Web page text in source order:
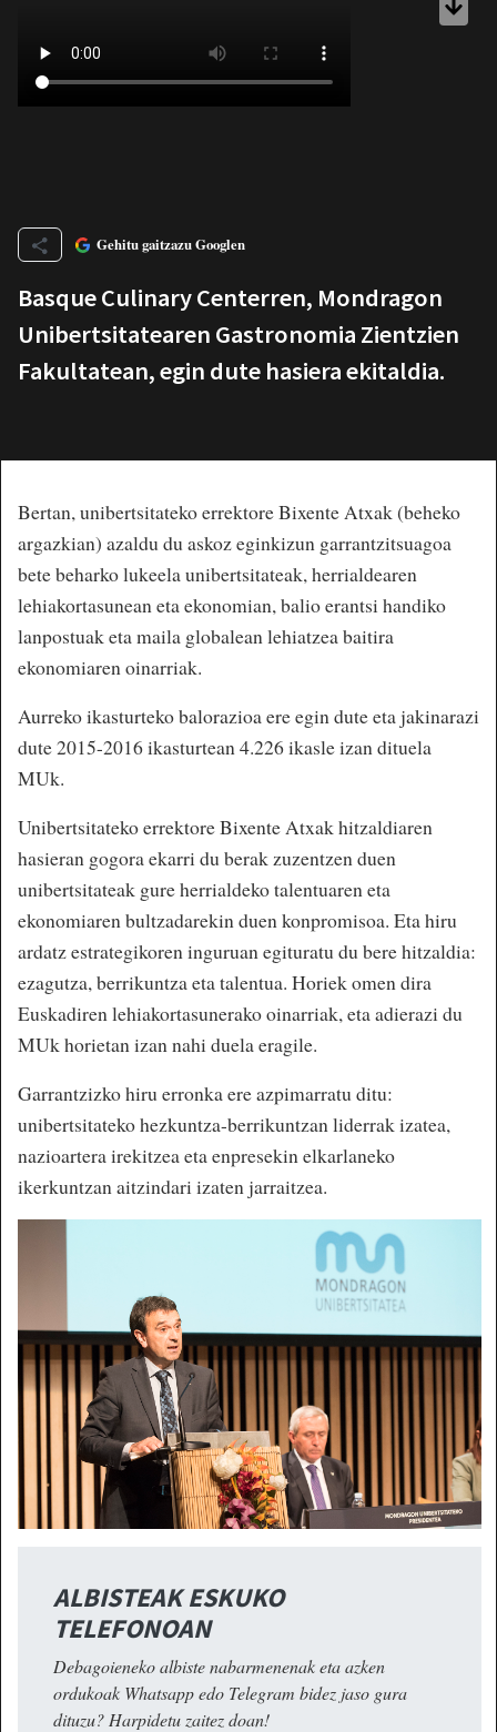
Gehitu gaitzazu Googlen
Basque Culinary Centerren, Mondragon
Unibertsitatearen Gastronomia Zientzien
Fakultatean, egin dute hasiera ekitaldia.
Bertan, unibertsitateko errektore Bixente Atxak (beheko
argazkian) azaldu du askoz eginkizun garrantzitsuagoa
bete beharko lukeela unibertsitateak, herrialdearen
lehiakortasunean eta ekonomian, balio erantsi handiko
lanpostuak eta maila globalean lehiatzea baitira
ekonomiaren oinarriak.
Aurreko ikasturteko balorazioa ere egin dute eta jakinarazi
dute 2015-2016 ikasturtean 4.226 ikasle izan dituela
MUk.
Unibertsitateko errektore Bixente Atxak hitzaldiaren
hasieran gogora ekarri du berak zuzentzen duen
unibertsitateak gure herrialdeko talentuaren eta
ekonomiaren bultzadarekin duen konpromisoa. Eta hiru
ardatz estrategikoren inguruan egituratu du bere hitzaldia:
ezagutza, berrikuntza eta talentua. Horiek omen dira
Euskadiren lehiakortasunerako oinarriak, eta adierazi du
MUk horietan izan nahi duela eragile.
Garrantzizko hiru erronka ere azpimarratu ditu:
unibertsitateko hezkuntza-berrikuntzan liderrak izatea,
nazioartera irekitzea eta enpresekin elkarlaneko
ikerkuntzan aitzindari izaten jarraitzea.
ALBISTEAK ESKUKO
TELEFONOAN
Debagoieneko albiste nabarmenenak eta azken
ordukoak Whatsapp edo Telegram bidez jaso gura
dituzu? Harpidetu zaitez doan!